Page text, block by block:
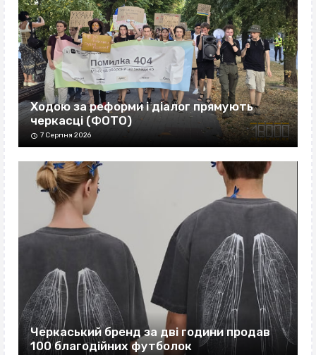
Ходою за реформи і діалог прямують
черкасці (ФОТО)
7 Серпня 2026
Черкаський бренд за дві години продав
100 благодійних футболок